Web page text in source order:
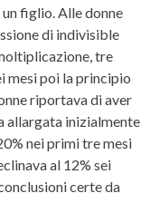
figlio. Alle donne
di indivisible
tre
mesi poi la principio
riportava di aver
allargata inizialmente
nei primi tre mesi
al 12% sei
certe da